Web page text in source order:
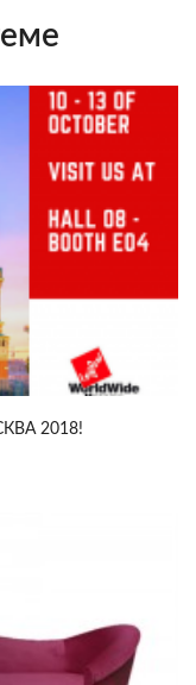
2018!